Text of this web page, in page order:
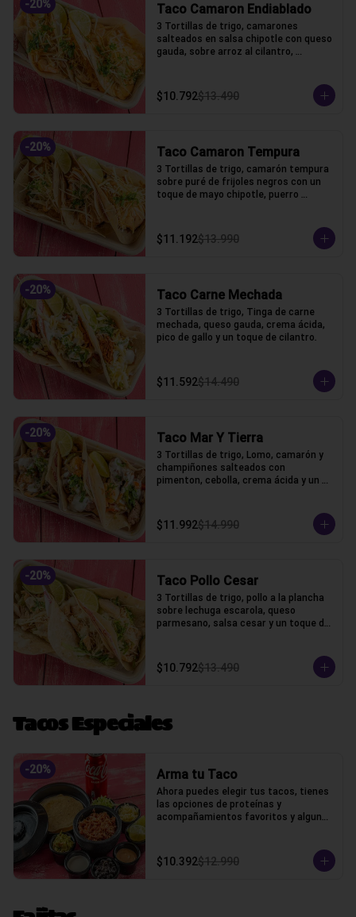
-20% Taco Camaron Endiablado
3 Tortillas de trigo, camarones
salteados en salsa chipotle con queso
gauda, sobre arroz al cilantro,
$10.792$13.490
-20% Taco Camaron Tempura
3 Tortillas de trigo, camarón tempura
sobre puré de frijoles negros con un
toque de mayo chipotle, puerro
$11.192$13.990
-20% Taco Carne Mechada
3 Tortillas de trigo, Tinga de carne
mechada, queso gauda, crema ácida,
pico de gallo y un toque de cilantro.
$11.592$14.490
-20% Taco Mar Y Tierra
3 Tortillas de trigo, Lomo, camarón y
champiñones salteados con
pimenton, cebolla, crema ácida y un
$11.992$14.990
-20% Taco Pollo Cesar
3 Tortillas de trigo, pollo a la plancha
sobre lechuga escarola, queso
parmesano, salsa cesar y un toque de
$10.792$13.490
Tacos Especiales
-20% Arma tu Taco
Ahora puedes elegir tus tacos, tienes
las opciones de proteínas y
acompañamientos favoritos y algunos
$10.392$12.990